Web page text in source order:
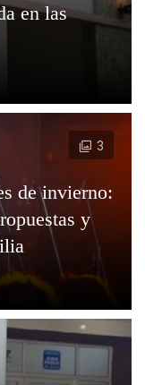
en las
de invierno:
y
3